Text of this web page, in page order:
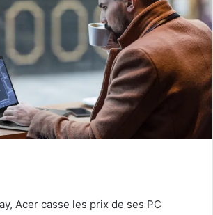
Acer casse les prix de ses PC